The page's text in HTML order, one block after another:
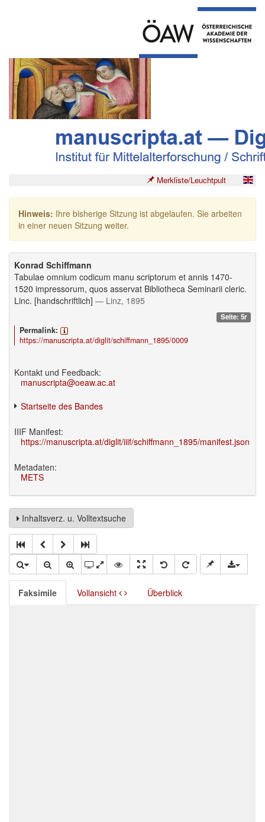
Merkliste/Leuchtpult
Hinweis: Ihre bisherige Sitzung ist abgelaufen. Sie arbeiten
in einer neuen Sitzung weiter.
Konrad Schiffmann
Tabulae omnium codicum manu scriptorum et annis 1470-
1520 impressorum, quos asservat Bibliotheca Seminarii cleric.
Linc. [handschriftlich] — Linz, 1895
Seite: 5r
Permalink:
https://manuscripta.at/diglit/schiffmann_1895/0009
Kontakt und Feedback:
manuscripta@oeaw.ac.at
Startseite des Bandes
IIIF Manifest:
https://manuscripta.at/diglit/iiif/schiffmann_1895/manifest.json
Metadaten:
METS
Inhaltsverz. u. Volltextsuche
Faksimile Vollansicht Überblick